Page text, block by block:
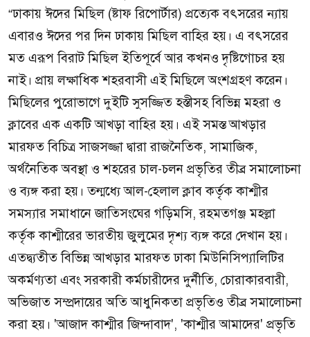
“ঢাকায় ঈদের মিছিল (ষ্টাফ রিপোর্টার) প্রত্যেক বৎসরের ন্যায়
এবারও ঈদের পর দিন ঢাকায় মিছিল বাহির হয়। এ বৎসরের
মত এরূপ বিরাট মিছিল ইতিপূর্বে আর কখনও দৃষ্টিগোচর হয়
নাই। প্রায় লক্ষাধিক শহরবাসী এই মিছিলে অংশগ্রহণ করেন।
মিছিলের পুরোভাগে দুইটি সুসজ্জিত হস্তীসহ বিভিন্ন মহরা ও
ক্লাবের এক একটি আখড়া বাহির হয়। এই সমস্ত আখড়ার
মারফত বিচিত্র সাজসজ্জা দ্বারা রাজনৈতিক, সামাজিক,
অর্থনৈতিক অবস্থা ও শহরের চাল-চলন প্রভৃতির তীব্র সমালোচনা
ও ব্যঙ্গ করা হয়। তন্মধ্যে আল-হেলাল ক্লাব কর্তৃক কাশ্মীর
সমস্যার সমাধানে জাতিসংঘের গড়িমসি, রহমতগঞ্জ মহল্লা
কর্তৃক কাশ্মীরের ভারতীয় জুলুমের দৃশ্য ব্যঙ্গ করে দেখান হয়।
এতদ্ব্যতীত বিভিন্ন আখড়ার মারফত ঢাকা মিউনিসিপ্যালিটির
অকর্মণ্যতা এবং সরকারী কর্মচারীদের দুর্নীতি, চোরাকারবারী,
অভিজাত সম্প্রদায়ের অতি আধুনিকতা প্রভৃতিও তীব্র সমালোচনা
করা হয়। 'আজাদ কাশ্মীর জিন্দাবাদ', 'কাশ্মীর আমাদের' প্রভৃতি